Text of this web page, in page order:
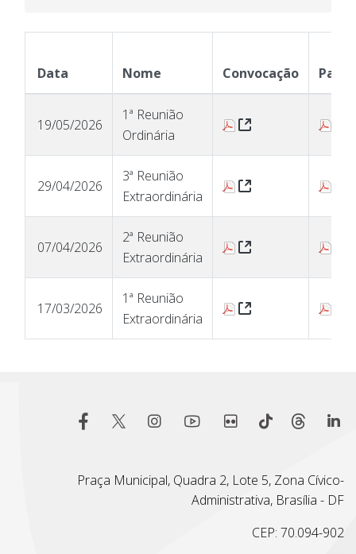
Data Nome Convocação Pauta
19/05/2026
1ª Reunião
Ordinária
(Abre uma Nova
29/04/2026
3ª Reunião
Extraordinária
(Abre uma Nova
07/04/2026
2ª Reunião
Extraordinária
(Abre uma Nova
17/03/2026
1ª Reunião
Extraordinária
(Abre uma Nova
Praça Municipal, Quadra 2, Lote 5, Zona Cívico-
Administrativa, Brasília - DF
CEP: 70.094-902